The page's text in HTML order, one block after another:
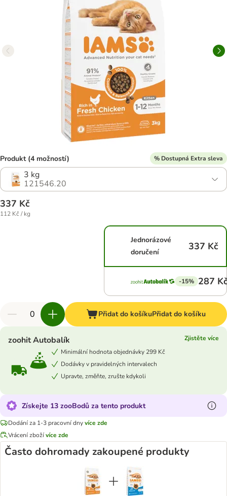
Produkt (4 možností) % Dostupná Extra sleva
3 kg
121546.20
337 Kč
112 Kč / kg
Jednorázové
doručení
337 Kč
-15% 287
Přidat do košíkuPřidat do košíku
zoohit Autobalík
Zjistěte více
Minimální hodnota objednávky 299 Kč
Dodávky v pravidelných intervalech
Upravte, změňte, zrušte kdykoli
Získejte 13 zooBodů za tento produkt
Dodání za 1-3 pracovní dnyvíce zde
Vrácení zbožívíce zde
Často dohromady zakoupené produkty